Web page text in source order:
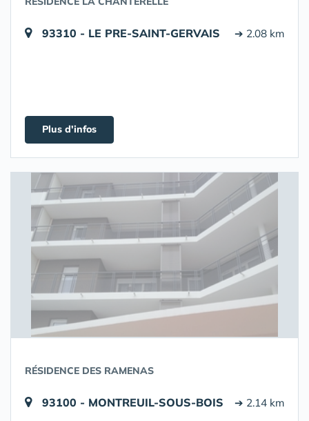
93310 - LE PRE-SAINT-GERVAIS ➔ 2.08 km
Plus d'infos
RÉSIDENCE DES RAMENAS
93100 - MONTREUIL-SOUS-BOIS ➔ 2.14 km